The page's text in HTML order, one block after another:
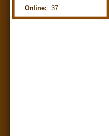
Online: 37